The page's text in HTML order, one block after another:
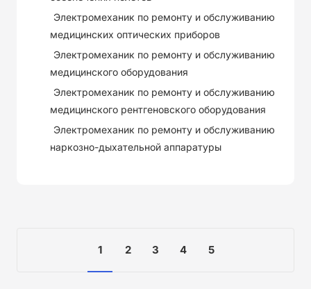
Электромеханик по ремонту и обслуживанию
медицинских оптических приборов
Электромеханик по ремонту и обслуживанию
медицинского оборудования
Электромеханик по ремонту и обслуживанию
медицинского рентгеновского оборудования
Электромеханик по ремонту и обслуживанию
наркозно-дыхательной аппаратуры
1 2 3 4 5